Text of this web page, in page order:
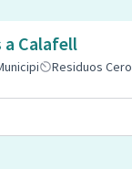
a Calafell
Residuos Cero